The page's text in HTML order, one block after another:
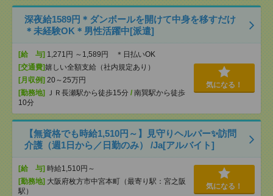
深夜給1589円＊ダンボールを開けて中身を移すだけ
＊未経験OK＊男性活躍中[派遣]
[給 与] 1,271円 ～1,589円 ＊日払いOK
[交通費]嬉しい全額支給（社内規定あり）
[月収例] 20～25万円
[勤務地]
ＪＲ長瀬駅から徒歩15分 / 南巽駅から徒歩
10分
気になる！
【無資格でも時給1,510円～】見守りヘルパー✨訪問
介護（週1日から／日勤のみ） /Ja[アルバイト]
[給 与] 時給1,510円～
[勤務地] 大阪府枚方市中宮本町（最寄り駅：宮之阪
駅）
気になる！